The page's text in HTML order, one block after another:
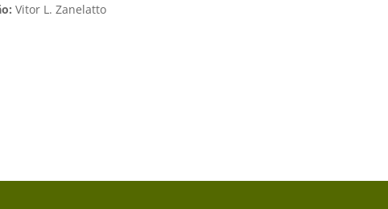
Vitor L. Zanelatto